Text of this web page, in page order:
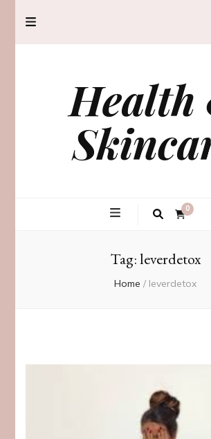
Health
0
Tag:leverdetox
Home / leverdetox